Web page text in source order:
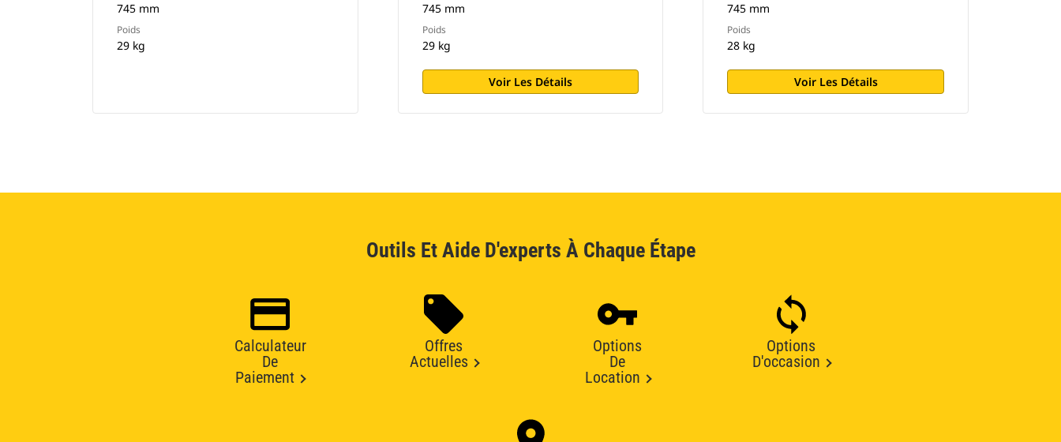
745 mm
Poids
29 kg
745 mm
Poids
29 kg
Voir Les Détails
745 mm
Poids
28 kg
Voir Les Détails
Outils Et Aide D'experts À Chaque Étape
Calculateur
De
Paiement
Offres
Actuelles
Options
De
Location
Options
D'occasion